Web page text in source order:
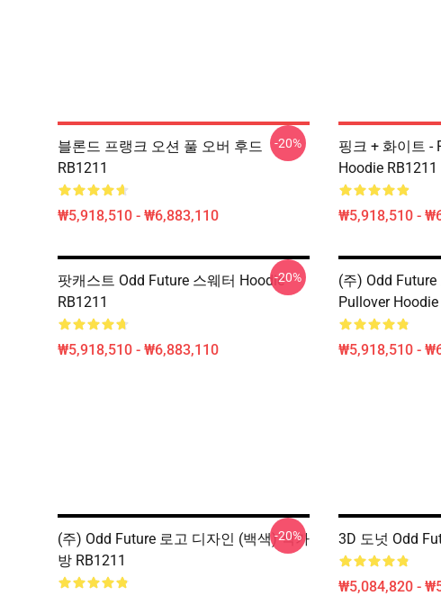
블론드 프랭크 오션 풀 오버 후드
RB1211
₩5,918,510 - ₩6,883,110
-20%
핑크 + 화이트 -
Hoodie RB1211
₩5,918,510 -
팟캐스트 Odd Future 스웨터 Hoodie
RB1211
₩5,918,510 - ₩6,883,110
-20%
(주) Odd
Pullover Hoodie
₩5,918,510 -
(주) Odd Future 로고 디자인 (백색) 책가
방 RB1211
-20% 3D 도넛 Odd
₩5,084,820 -